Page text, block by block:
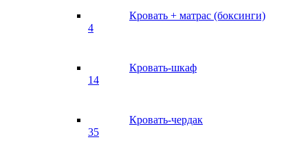
Кровать + матрас (боксинги)
4
Кровать-шкаф
14
Кровать-чердак
35